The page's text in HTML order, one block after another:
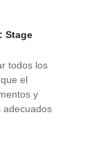
Stage
todos los
el
y
adecuados